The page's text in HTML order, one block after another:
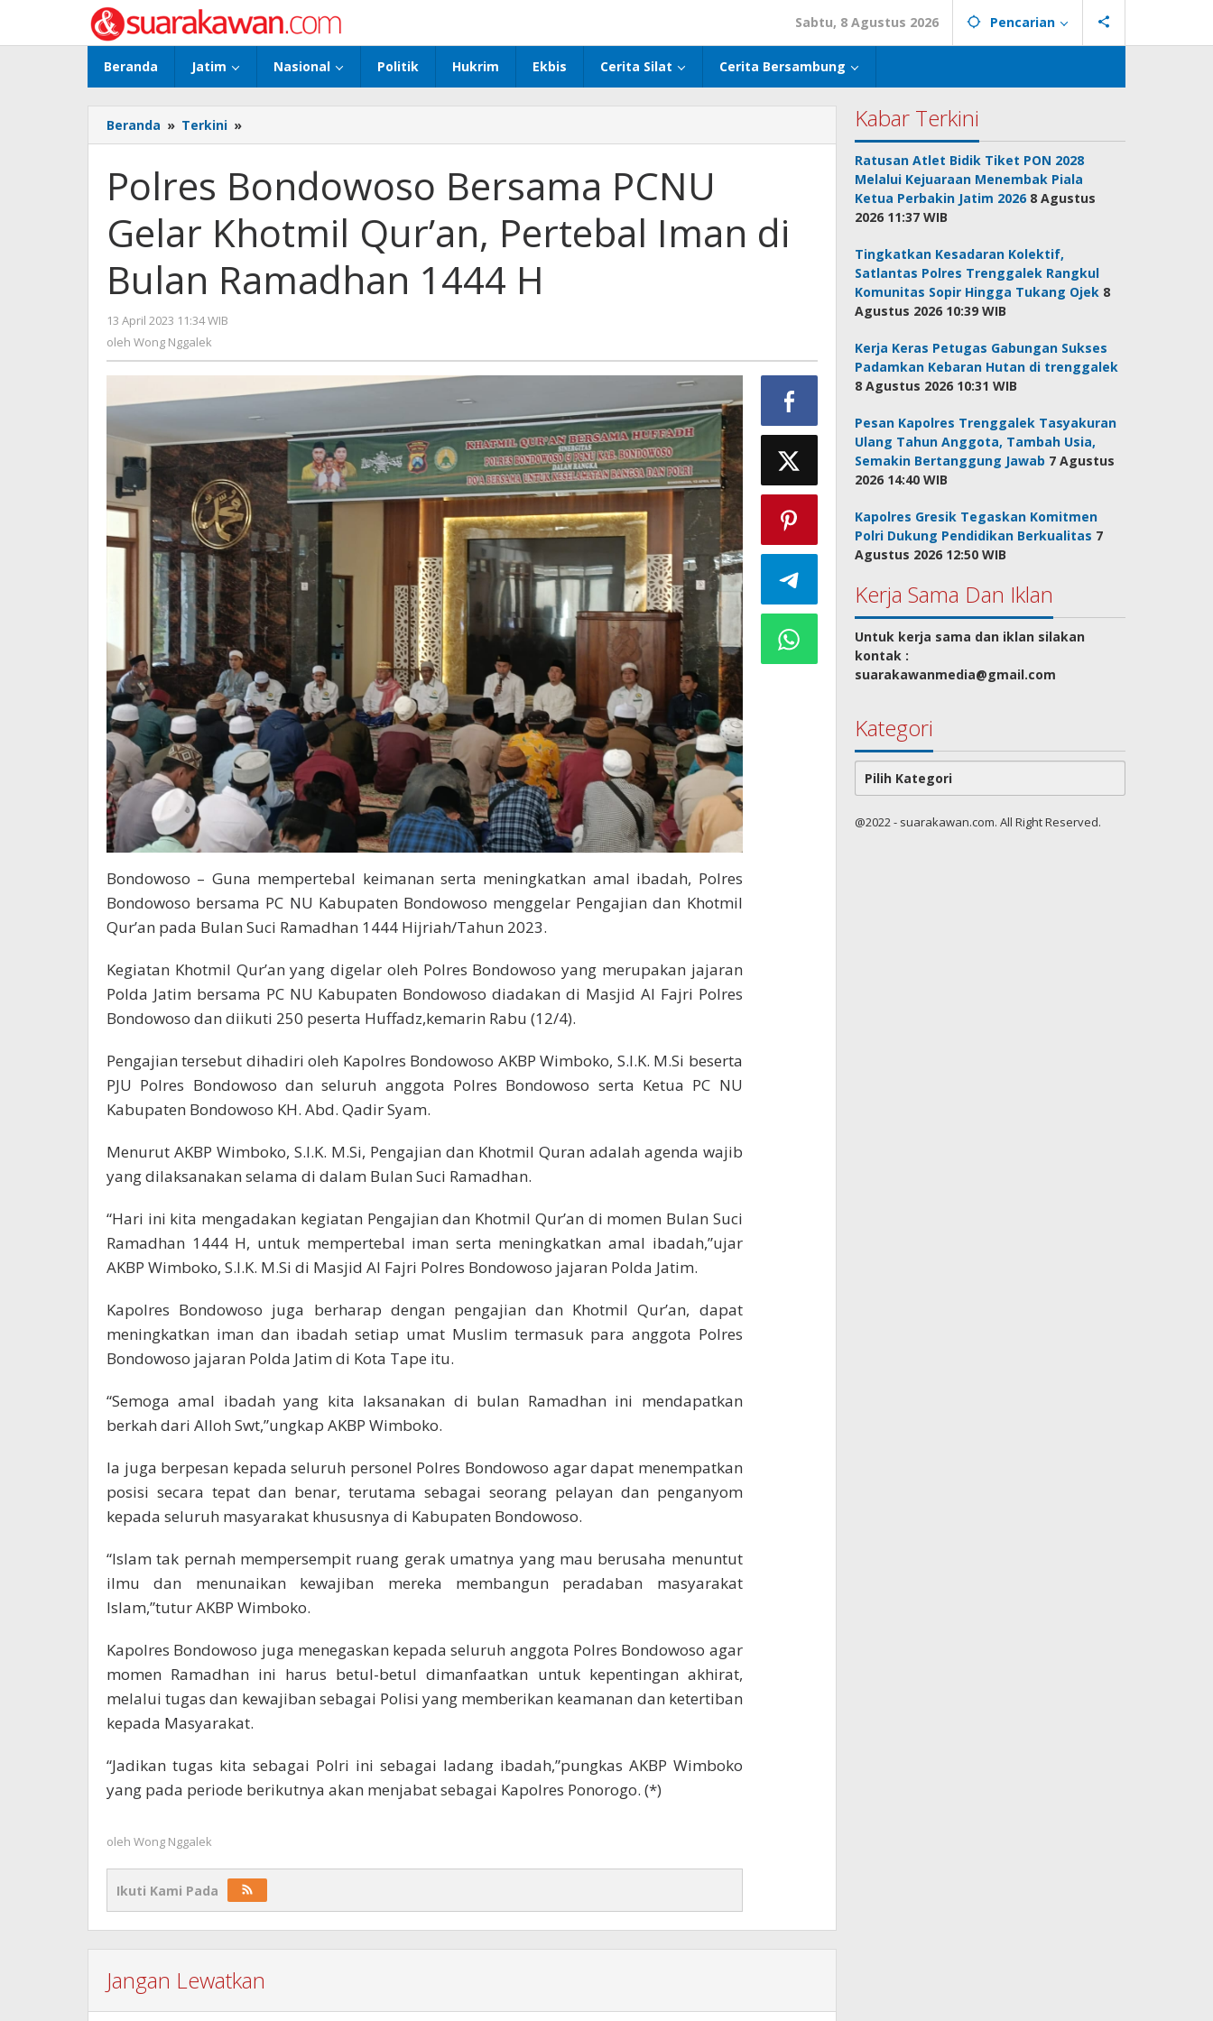
konten
Sabtu, 8 Agustus 2026 Pencarian
Beranda Jatim Nasional Politik Hukrim Ekbis Cerita Silat Cerita Bersambung
Beranda » Terkini »
Bondowoso
PCNU
Gelar
Khotmil
Qur'an,
Iman
di
H
Polres Bondowoso Bersama PCNU
Gelar Khotmil Qur’an, Pertebal Iman di
Bulan Ramadhan 1444 H
13 April 2023 11:34 WIB
oleh Wong Nggalek
Bondowoso – Guna mempertebal keimanan serta meningkatkan amal ibadah, Polres
Bondowoso bersama PC NU Kabupaten Bondowoso menggelar Pengajian dan Khotmil
Qur’an pada Bulan Suci Ramadhan 1444 Hijriah/Tahun 2023.
Kegiatan Khotmil Qur’an yang digelar oleh Polres Bondowoso yang merupakan jajaran
Polda Jatim bersama PC NU Kabupaten Bondowoso diadakan di Masjid Al Fajri Polres
Bondowoso dan diikuti 250 peserta Huffadz,kemarin Rabu (12/4).
Pengajian tersebut dihadiri oleh Kapolres Bondowoso AKBP Wimboko, S.I.K. M.Si beserta
PJU Polres Bondowoso dan seluruh anggota Polres Bondowoso serta Ketua PC NU
Kabupaten Bondowoso KH. Abd. Qadir Syam.
Menurut AKBP Wimboko, S.I.K. M.Si, Pengajian dan Khotmil Quran adalah agenda wajib
yang dilaksanakan selama di dalam Bulan Suci Ramadhan.
“Hari ini kita mengadakan kegiatan Pengajian dan Khotmil Qur’an di momen Bulan Suci
Ramadhan 1444 H, untuk mempertebal iman serta meningkatkan amal ibadah,”ujar
AKBP Wimboko, S.I.K. M.Si di Masjid Al Fajri Polres Bondowoso jajaran Polda Jatim.
Kapolres Bondowoso juga berharap dengan pengajian dan Khotmil Qur’an, dapat
meningkatkan iman dan ibadah setiap umat Muslim termasuk para anggota Polres
Bondowoso jajaran Polda Jatim di Kota Tape itu.
“Semoga amal ibadah yang kita laksanakan di bulan Ramadhan ini mendapatkan
berkah dari Alloh Swt,”ungkap AKBP Wimboko.
Ia juga berpesan kepada seluruh personel Polres Bondowoso agar dapat menempatkan
posisi secara tepat dan benar, terutama sebagai seorang pelayan dan penganyom
kepada seluruh masyarakat khususnya di Kabupaten Bondowoso.
“Islam tak pernah mempersempit ruang gerak umatnya yang mau berusaha menuntut
ilmu dan menunaikan kewajiban mereka membangun peradaban masyarakat
Islam,”tutur AKBP Wimboko.
Kapolres Bondowoso juga menegaskan kepada seluruh anggota Polres Bondowoso agar
momen Ramadhan ini harus betul-betul dimanfaatkan untuk kepentingan akhirat,
melalui tugas dan kewajiban sebagai Polisi yang memberikan keamanan dan ketertiban
kepada Masyarakat.
“Jadikan tugas kita sebagai Polri ini sebagai ladang ibadah,”pungkas AKBP Wimboko
yang pada periode berikutnya akan menjabat sebagai Kapolres Ponorogo. (*)
oleh Wong Nggalek
Ikuti Kami Pada
Jangan Lewatkan
Kabar Terkini
Ratusan Atlet Bidik Tiket PON 2028
Melalui Kejuaraan Menembak Piala
Ketua Perbakin Jatim 2026 8 Agustus
2026 11:37 WIB
Tingkatkan Kesadaran Kolektif,
Satlantas Polres Trenggalek Rangkul
Komunitas Sopir Hingga Tukang Ojek 8
Agustus 2026 10:39 WIB
Kerja Keras Petugas Gabungan Sukses
Padamkan Kebaran Hutan di trenggalek
8 Agustus 2026 10:31 WIB
Pesan Kapolres Trenggalek Tasyakuran
Ulang Tahun Anggota, Tambah Usia,
Semakin Bertanggung Jawab 7 Agustus
2026 14:40 WIB
Kapolres Gresik Tegaskan Komitmen
Polri Dukung Pendidikan Berkualitas 7
Agustus 2026 12:50 WIB
Kerja Sama Dan Iklan
Untuk kerja sama dan iklan silakan
kontak :
suarakawanmedia@gmail.com
Kategori
Kategori
@2022 - suarakawan.com. All Right Reserved.